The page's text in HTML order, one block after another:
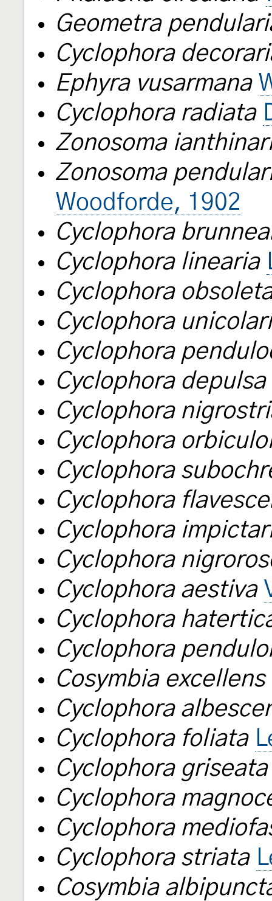
Geometra
Cyclophora
Ephyra vusarmana
Cyclophora radiata
Zonosoma
Zonosoma
Woodforde, 1902
Cyclophora
Cyclophora linearia
Cyclophora
Cyclophora
Cyclophora
Cyclophora depulsa
Cyclophora
Cyclophora
Cyclophora
Cyclophora
Cyclophora
Cyclophora
Cyclophora aestiva
Cyclophora
Cyclophora
Cosymbia excellens
Cyclophora
Cyclophora foliata
Cyclophora griseata
Cyclophora
Cyclophora
Cyclophora striata
Cosymbia